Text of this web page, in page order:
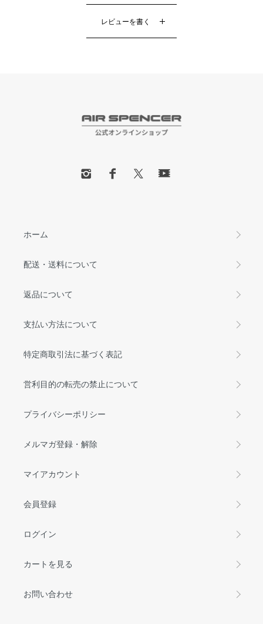
レビューを書く
ホーム
配送・送料について
返品について
支払い方法について
特定商取引法に基づく表記
営利目的の転売の禁止について
プライバシーポリシー
メルマガ登録・解除
マイアカウント
会員登録
ログイン
カートを見る
お問い合わせ